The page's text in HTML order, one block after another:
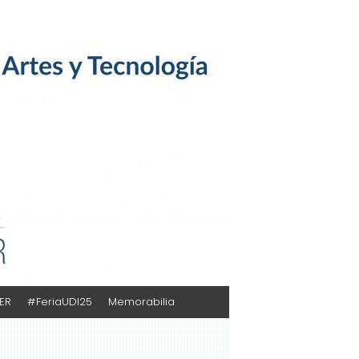
#FeriaUDI25 Memorabilia